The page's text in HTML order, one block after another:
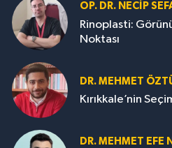
OP. DR. NECIP
Rinoplasti:
Noktası
DR. MEHMET
Kırıkkale’nin
DR. MEHMET EFE